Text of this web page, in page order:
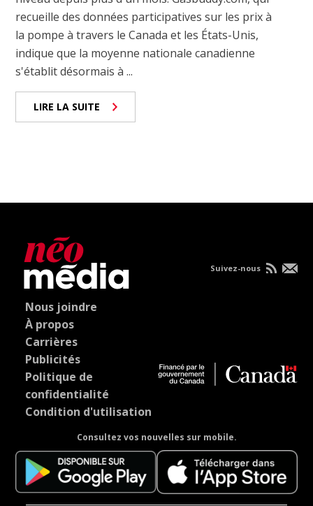
recueille des données participatives sur les prix à
la pompe à travers le Canada et les États-Unis,
indique que la moyenne nationale canadienne
s'établit désormais à ...
LIRE LA SUITE
Nous joindre
À propos
Carrières
Publicités
Politique de
confidentialité
Condition d'utilisation
Consultez vos nouvelles sur mobile.
Suivez-nous